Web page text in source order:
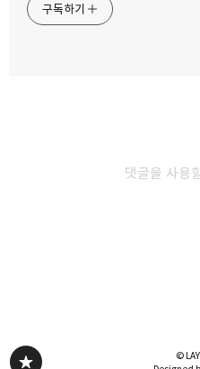
구독하기
댓글을 사용
하겠습니다. 먼저 출력에 대해서
사용해서 연결할 수 있었는데…©